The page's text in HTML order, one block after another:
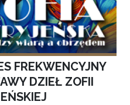
FREKWENCYJNY
DZIEŁ ZOFII